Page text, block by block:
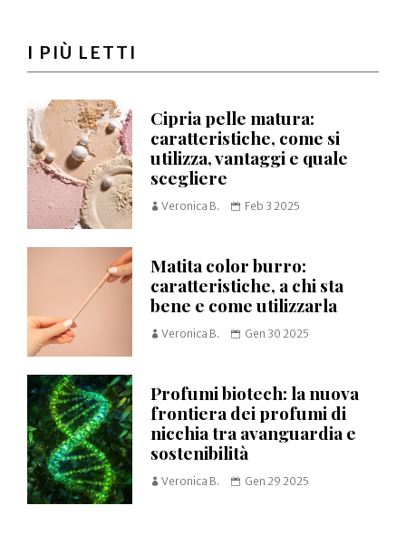
I PIÙ LETTI
Cipria pelle matura:
caratteristiche, come si
utilizza, vantaggi e quale
scegliere
Veronica B. Feb 3 2025
Matita color burro:
caratteristiche, a chi sta
bene e come utilizzarla
Veronica B. Gen 30 2025
Profumi biotech: la nuova
frontiera dei profumi di
nicchia tra avanguardia e
sostenibilità
Veronica B. Gen 29 2025